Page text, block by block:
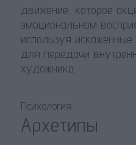
движение, которое
эмоциональном
используя
для передачи
художника.
Психология
Архетипы